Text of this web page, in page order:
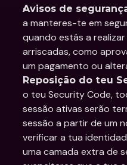
Avisos de
a manteres-te em
quando estás a
arriscadas, como
um pagamento ou
Reposição do teu
o teu Security Code,
sessão ativas serão
sessão a partir de um
verificar a tua
uma camada extra de